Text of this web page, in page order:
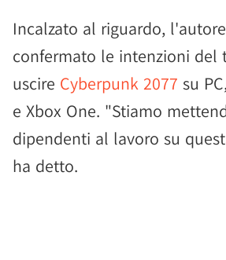
Incalzato al riguardo,
confermato le intenzioni del
uscire Cyberpunk 2077 su
e Xbox One. "Stiamo
dipendenti al lavoro su
ha detto.